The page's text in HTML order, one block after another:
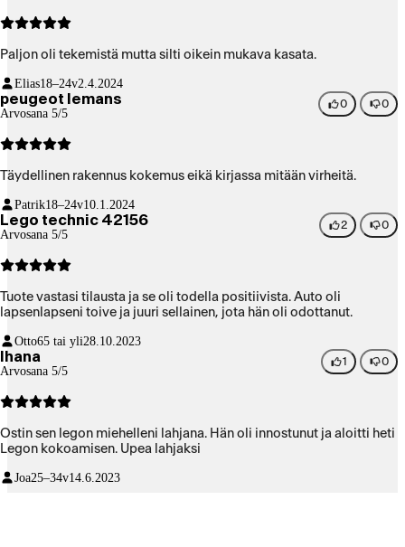
Paljon oli tekemistä mutta silti oikein mukava kasata.
Elias18–24v2.4.2024
peugeot lemans
Arvosana 5/5
0 0
Täydellinen rakennus kokemus eikä kirjassa mitään virheitä.
Patrik18–24v10.1.2024
Lego technic 42156
Arvosana 5/5
2 0
Tuote vastasi tilausta ja se oli todella positiivista. Auto oli
lapsenlapseni toive ja juuri sellainen, jota hän oli odottanut.
Otto65 tai yli28.10.2023
Ihana
Arvosana 5/5
1 0
Ostin sen legon miehelleni lahjana. Hän oli innostunut ja aloitti heti
Legon kokoamisen. Upea lahjaksi
Joa25–34v14.6.2023